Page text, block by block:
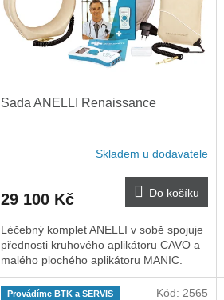
Sada ANELLI Renaissance
Skladem u dodavatele
29 100 Kč Do košíku
Léčebný komplet ANELLI v sobě spojuje
přednosti kruhového aplikátoru CAVO a
malého plochého aplikátoru MANIC.
Provádíme BTK a SERVIS Kód: 2565